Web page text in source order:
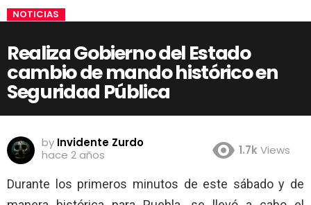
NOTICIAS
Realiza Gobierno del Estado
cambio de mando histórico en
Seguridad Pública
by Invidente Zurdo
hace 2 años
1.7kViews
Durante los primeros minutos de este sábado y de